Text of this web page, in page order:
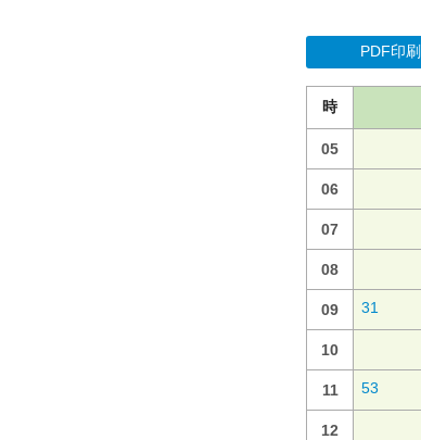
PDF印刷
時
05
06
07
08
09 31
10
11 53
12